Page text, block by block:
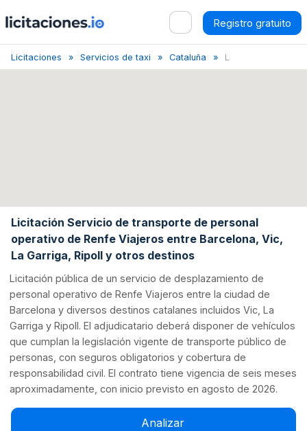
Registro gratuito
Licitaciones Servicios de taxi Cataluña Licitación de
Licitación Servicio de transporte de personal
operativo de Renfe Viajeros entre Barcelona, Vic,
La Garriga, Ripoll y otros destinos
Licitación pública de un servicio de desplazamiento de
personal operativo de Renfe Viajeros entre la ciudad de
Barcelona y diversos destinos catalanes incluidos Vic, La
Garriga y Ripoll. El adjudicatario deberá disponer de vehículos
que cumplan la legislación vigente de transporte público de
personas, con seguros obligatorios y cobertura de
responsabilidad civil. El contrato tiene vigencia de seis meses
aproximadamente, con inicio previsto en agosto de 2026.
Analizar